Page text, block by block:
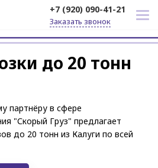
+7 (920) 090-41-21
Заказать звонок
до 20 тонн
партнёру в сфере
"Скорый Груз" предлагает
до 20 тонн из Калуги по всей